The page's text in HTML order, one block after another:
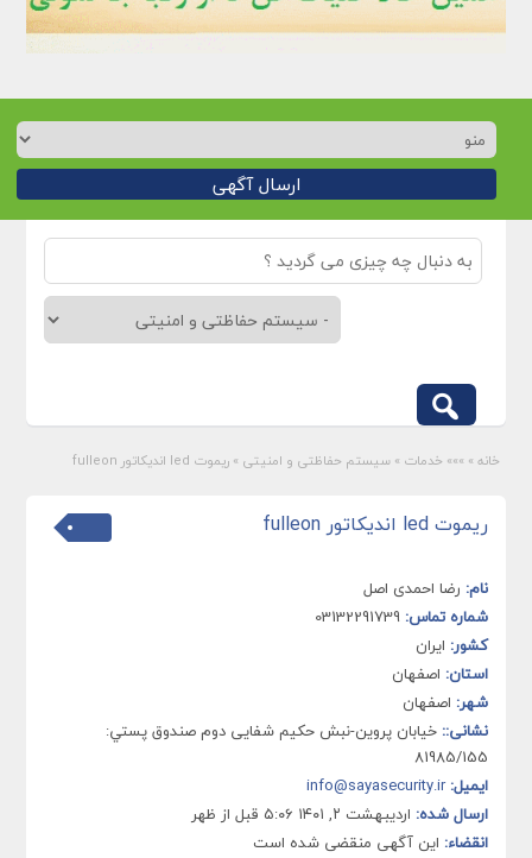
ارسال آگهی
خانه » »»» خدمات » سیستم حفاظتی و امنیتی » ریموت led اندیکاتور fulleon
ریموت led اندیکاتور fulleon
نام: رضا احمدی اصل
شماره تماس: 03132291739
کشور: ایران
استان: اصفهان
شهر: اصفهان
نشانی:: خيابان پروین-نبش حکیم شفایی دوم صندوق پستي:
81985/155
ایمیل: info@sayasecurity.ir
ارسال شده: اردیبهشت ۲, ۱۴۰۱ ۵:۰۶ قبل از ظهر
انقضاء: این آگهی منقضی شده است